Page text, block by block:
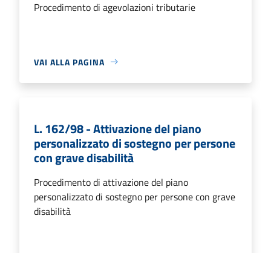
Procedimento di agevolazioni tributarie
VAI ALLA PAGINA
L. 162/98 - Attivazione del piano
personalizzato di sostegno per persone
con grave disabilità
Procedimento di attivazione del piano
personalizzato di sostegno per persone con grave
disabilità